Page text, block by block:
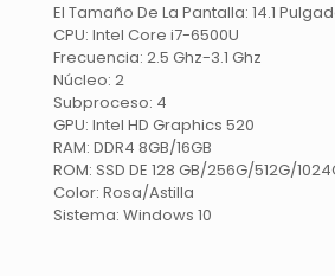
El Tamaño De La Pantalla: 14.1
CPU: Intel Core i7-6500U
Frecuencia: 2.5 Ghz-3.1 Ghz
Núcleo: 2
Subproceso: 4
GPU: Intel HD Graphics 520
RAM: DDR4 8GB/16GB
ROM: SSD DE 128 GB/256G/512G/
Color: Rosa/Astilla
Sistema: Windows 10